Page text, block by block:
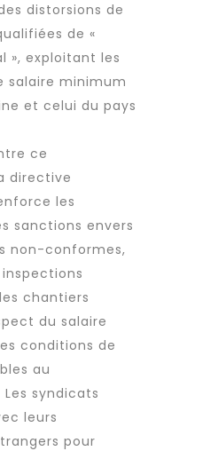
distorsions de
de «
», exploitant les
salaire minimum
et celui du pays
ce
directive
les
sanctions envers
non-conformes,
chantiers
du salaire
conditions de
au
syndicats
leurs
pour